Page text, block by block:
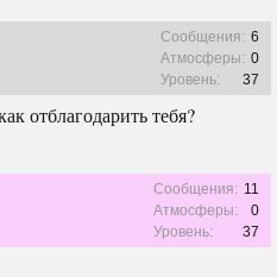
Сообщения: 6
Атмосферы: 0
Уровень:
37
отблагодарить тебя?
Сообщения: 11
Атмосферы:
0
Уровень:
37